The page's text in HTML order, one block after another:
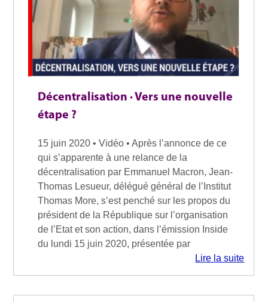
Décentralisation · Vers une nouvelle
étape ?
15 juin 2020 • Vidéo • Après l’annonce de ce
qui s’apparente à une relance de la
décentralisation par Emmanuel Macron, Jean-
Thomas Lesueur, délégué général de l’Institut
Thomas More, s’est penché sur les propos du
président de la République sur l’organisation
de l’Etat et son action, dans l’émission Inside
du lundi 15 juin 2020, présentée par
Lire la suite